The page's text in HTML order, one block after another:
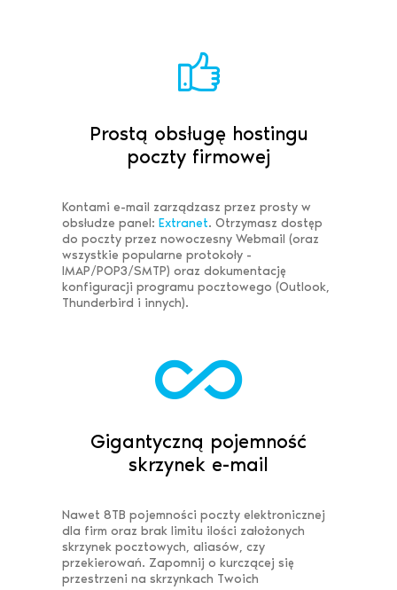
Prostą obsługę hostingu
poczty firmowej
Kontami e-mail zarządzasz przez prosty w
obsłudze panel: Extranet. Otrzymasz dostęp
do poczty przez nowoczesny Webmail (oraz
wszystkie popularne protokoły -
IMAP/POP3/SMTP) oraz dokumentację
konfiguracji programu pocztowego (Outlook,
Thunderbird i innych).
Gigantyczną pojemność
skrzynek e-mail
Nawet 8TB pojemności poczty elektronicznej
dla firm oraz brak limitu ilości założonych
skrzynek pocztowych, aliasów, czy
przekierowań. Zapomnij o kurczącej się
przestrzeni na skrzynkach Twoich